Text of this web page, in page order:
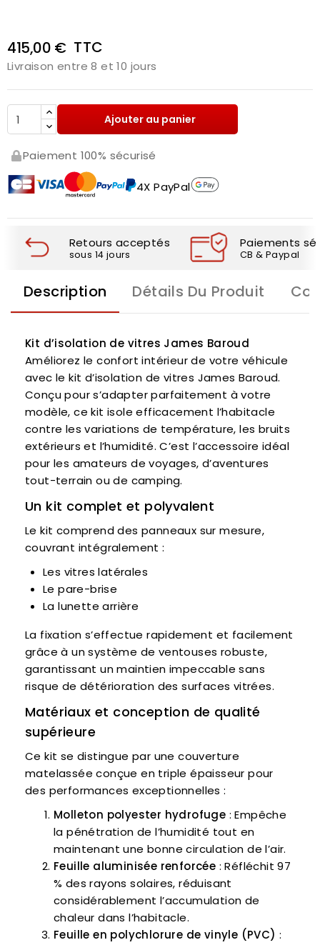
415,00 € TTC
Livraison entre 8 et 10 jours
Ajouter au panier
Paiement 100% sécurisé
4X PayPal
Retours acceptés
sous 14 jours
Paiements
CB & Paypal
Description Détails Du Produit
Kit d’isolation de vitres James Baroud
Améliorez le confort intérieur de votre véhicule
avec le kit d’isolation de vitres James Baroud.
Conçu pour s’adapter parfaitement à votre
modèle, ce kit isole efficacement l’habitacle
contre les variations de température, les bruits
extérieurs et l’humidité. C’est l’accessoire idéal
pour les amateurs de voyages, d’aventures
tout-terrain ou de camping.
Un kit complet et polyvalent
Le kit comprend des panneaux sur mesure,
couvrant intégralement :
Les vitres latérales
Le pare-brise
La lunette arrière
La fixation s’effectue rapidement et facilement
grâce à un système de ventouses robuste,
garantissant un maintien impeccable sans
risque de détérioration des surfaces vitrées.
Matériaux et conception de qualité
supérieure
Ce kit se distingue par une couverture
matelassée conçue en triple épaisseur pour
des performances exceptionnelles :
Molleton polyester hydrofuge : Empêche
la pénétration de l’humidité tout en
maintenant une bonne circulation de l’air.
Feuille aluminisée renforcée : Réfléchit 97
% des rayons solaires, réduisant
considérablement l’accumulation de
chaleur dans l’habitacle.
Feuille en polychlorure de vinyle (PVC) :